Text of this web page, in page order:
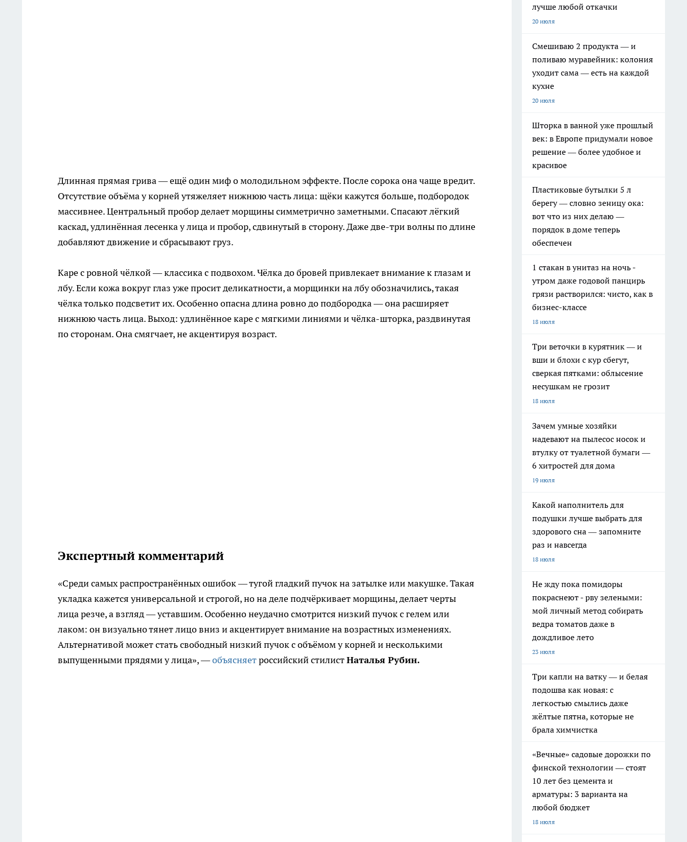
Длинная прямая грива — ещё один миф о молодильном эффекте. После сорока она чаще вредит.
Отсутствие объёма у корней утяжеляет нижнюю часть лица: щёки кажутся больше, подбородок
массивнее. Центральный пробор делает морщины симметрично заметными. Спасают лёгкий
каскад, удлинённая лесенка у лица и пробор, сдвинутый в сторону. Даже две-три волны по длине
добавляют движение и сбрасывают груз.
Каре с ровной чёлкой — классика с подвохом. Чёлка до бровей привлекает внимание к глазам и
лбу. Если кожа вокруг глаз уже просит деликатности, а морщинки на лбу обозначились, такая
чёлка только подсветит их. Особенно опасна длина ровно до подбородка — она расширяет
нижнюю часть лица. Выход: удлинённое каре с мягкими линиями и чёлка-шторка, раздвинутая
по сторонам. Она смягчает, не акцентируя возраст.
Экспертный комментарий
«Среди самых распространённых ошибок — тугой гладкий пучок на затылке или макушке. Такая
укладка кажется универсальной и строгой, но на деле подчёркивает морщины, делает черты
лица резче, а взгляд — уставшим. Особенно неудачно смотрится низкий пучок с гелем или
лаком: он визуально тянет лицо вниз и акцентирует внимание на возрастных изменениях.
Альтернативой может стать свободный низкий пучок с объёмом у корней и несколькими
выпущенными прядями у лица», —объясняетроссийский стилистНаталья Рубин.
лучше любой откачки
20 июля
Смешиваю 2 продукта — и
поливаю муравейник: колония
уходит сама — есть на каждой
кухне
20 июля
Шторка в ванной уже прошлый
век: в Европе придумали новое
решение — более удобное и
красивое
Пластиковые бутылки 5 л
берегу — словно зеницу ока:
вот что из них делаю —
порядок в доме теперь
обеспечен
1 стакан в унитаз на ночь -
утром даже годовой панцирь
грязи растворился: чисто, как в
бизнес-классе
18 июля
Три веточки в курятник — и
вши и блохи с кур сбегут,
сверкая пятками: облысение
несушкам не грозит
18 июля
Зачем умные хозяйки
надевают на пылесос носок и
втулку от туалетной бумаги —
6 хитростей для дома
19 июля
Какой наполнитель для
подушки лучше выбрать для
здорового сна — запомните
раз и навсегда
18 июля
Не жду пока помидоры
покраснеют - рву зелеными:
мой личный метод собирать
ведра томатов даже в
дождливое лето
23 июля
Три капли на ватку — и белая
подошва как новая: с
легкостью смылись даже
жёлтые пятна, которые не
брала химчистка
«Вечные» садовые дорожки по
финской технологии — стоят
10 лет без цемента и
арматуры: 3 варианта на
любой бюджет
18 июля